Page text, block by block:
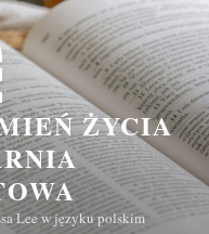
ŻYCIA
Lee w języku polskim